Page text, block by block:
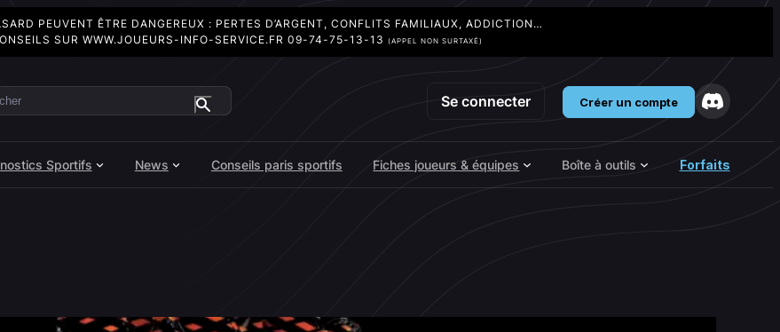
PEUVENT ÊTRE DANGEREUX : PERTES D’ARGENT, CONFLITS FAMILIAUX, ADDICTION…
SUR WWW.JOUEURS-INFO-SERVICE.FR 09-74-75-13-13 (APPEL NON SURTAXÉ)
Se connecter Créer un compte
Sportifs News Conseils paris sportifs Fiches joueurs & équipes Boîte à outils Forfaits